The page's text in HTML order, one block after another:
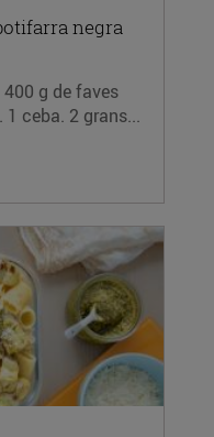
negra
g de faves
ceba. 2 grans...